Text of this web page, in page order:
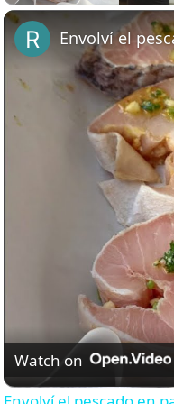
Envolví el
Watch on